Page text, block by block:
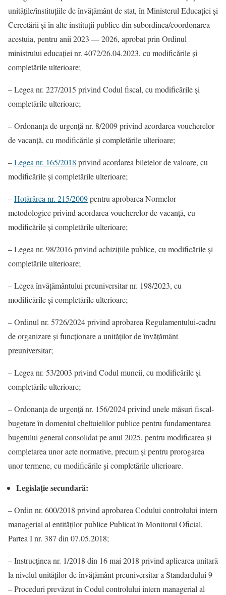
unitățile/instituțiile de învățământ de stat, în Ministerul Educației și
Cercetării și în alte instituții publice din subordinea/coordonarea
acestuia, pentru anii 2023 — 2026, aprobat prin Ordinul
ministrului educației nr. 4072/26.04.2023, cu modificările și
completările ulterioare;
– Legea nr. 227/2015 privind Codul fiscal, cu modificările și
completările ulterioare;
– Ordonanţa de urgenţă nr. 8/2009 privind acordarea voucherelor
de vacanţă, cu modificările și completările ulterioare;
–Legea nr. 165/2018 privind acordarea biletelor de valoare, cu
modificările și completările ulterioare;
–Hotărârea nr. 215/2009pentru aprobarea Normelor
metodologice privind acordarea voucherelor de vacanţă, cu
modificările și completările ulterioare;
– Legea nr. 98/2016 privind achiziţiile publice, cu modificările și
completările ulterioare;
– Legea învăţământului preuniversitar nr. 198/2023, cu
modificările și completările ulterioare;
– Ordinul nr. 5726/2024 privind aprobarea Regulamentului-cadru
de organizare şi funcţionare a unităţilor de învăţământ
preuniversitar;
– Legea nr. 53/2003 privind Codul muncii, cu modificările și
completările ulterioare;
– Ordonanţa de urgenţă nr. 156/2024 privind unele măsuri fiscal-
bugetare în domeniul cheltuielilor publice pentru fundamentarea
bugetului general consolidat pe anul 2025, pentru modificarea şi
completarea unor acte normative, precum şi pentru prorogarea
unor termene, cu modificările și completările ulterioare.
Legislație secundară:
– Ordin nr. 600/2018 privind aprobarea Codului controlului intern
managerial al entităţilor publice Publicat în Monitorul Oficial,
Partea I nr. 387 din 07.05.2018;
– Instrucţinea nr. 1/2018 din 16 mai 2018 privind aplicarea unitară
la nivelul unităţilor de învăţământ preuniversitar a Standardului 9
– Proceduri prevăzut în Codul controlului intern managerial al